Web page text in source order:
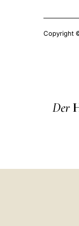
Copyright
Der